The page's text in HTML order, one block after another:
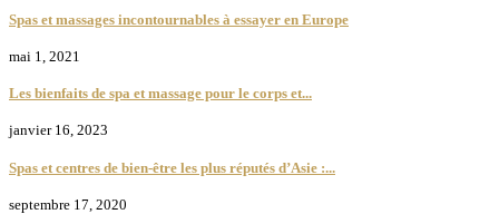
Spas et massages incontournables à essayer en Europe
mai 1, 2021
Les bienfaits de spa et massage pour le corps et...
janvier 16, 2023
Spas et centres de bien-être les plus réputés d’Asie :...
septembre 17, 2020